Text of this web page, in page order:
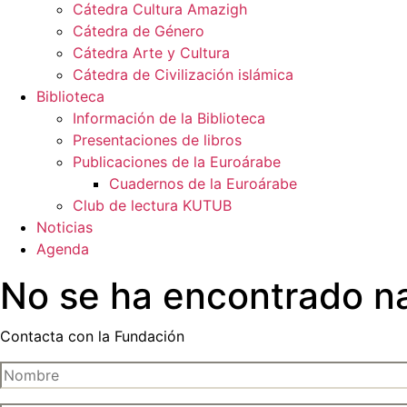
Cátedra Cultura Amazigh
Cátedra de Género
Cátedra Arte y Cultura
Cátedra de Civilización islámica
Biblioteca
Información de la Biblioteca
Presentaciones de libros
Publicaciones de la Euroárabe
Cuadernos de la Euroárabe
Club de lectura KUTUB
Noticias
Agenda
No se ha encontrado
Contacta con la Fundación